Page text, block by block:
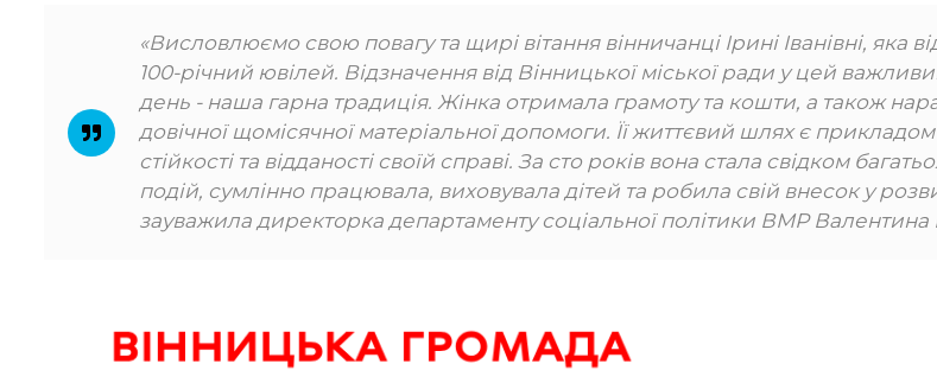
«Висловлюємо свою повагу та щирі вітання вінничанці Ірині Іванівні, яка
100-річний ювілей. Відзначення від Вінницької міської ради у цей
день - наша гарна традиція. Жінка отримала грамоту та кошти, а також
довічної щомісячної матеріальної допомоги. Її життєвий шлях є
стійкості та відданості своїй справі. За сто років вона стала свідком
подій, сумлінно працювала, виховувала дітей та робила свій внесок у
зауважила директорка департаменту соціальної політики ВМР Валентина